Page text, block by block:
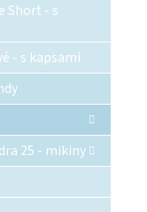
Short - s
- s kapsami
25 - mikiny